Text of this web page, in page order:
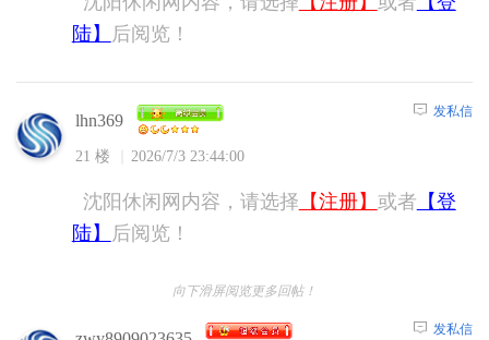
陆】
后阅览！
lhn369
21 楼 2026/7/3 23:44:00
发私信
沈阳休闲网内容，请选择 【注册】 或者 【登
陆】
后阅览！
向下滑屏阅览更多回帖！
发私信